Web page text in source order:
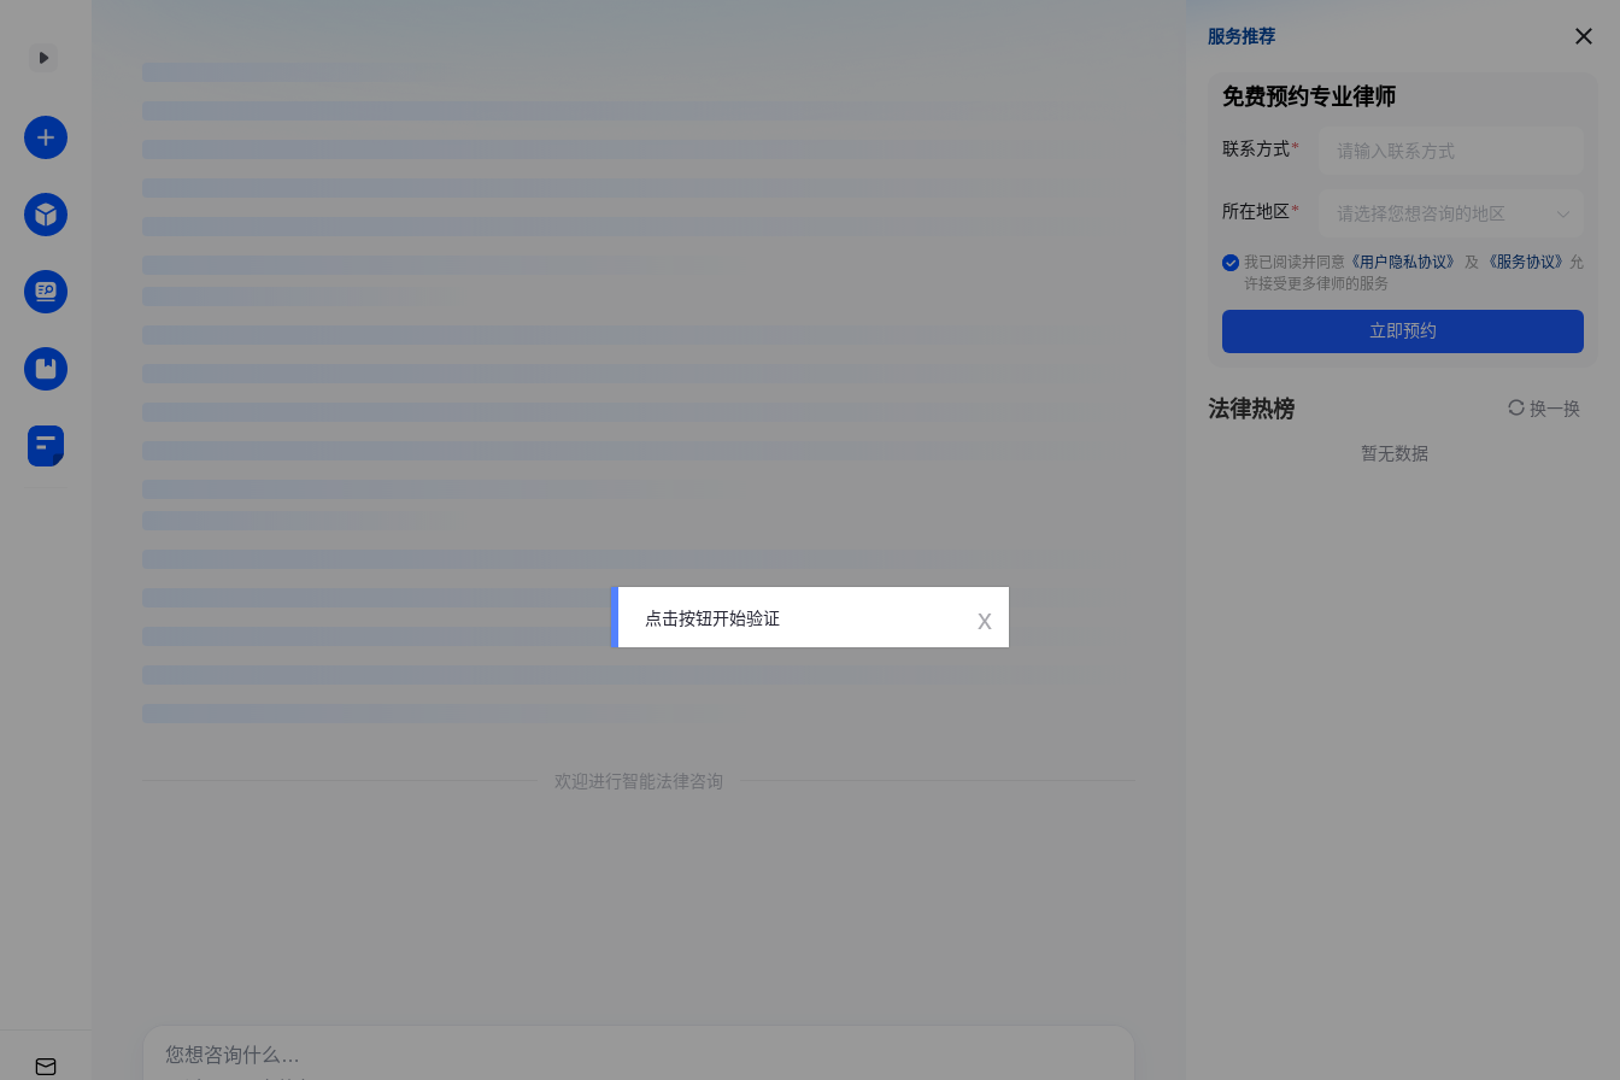
欢迎进行智能法律咨询
服务推荐
服务推荐
免费预约专业律师
联系方式
所在地区
我已阅读并同意 《用户隐私协议》 及 《服务协议》 允
许接受更多律师的服务
立即预约
法律热榜 换一换
暂无数据
点击按钮开始验证 x